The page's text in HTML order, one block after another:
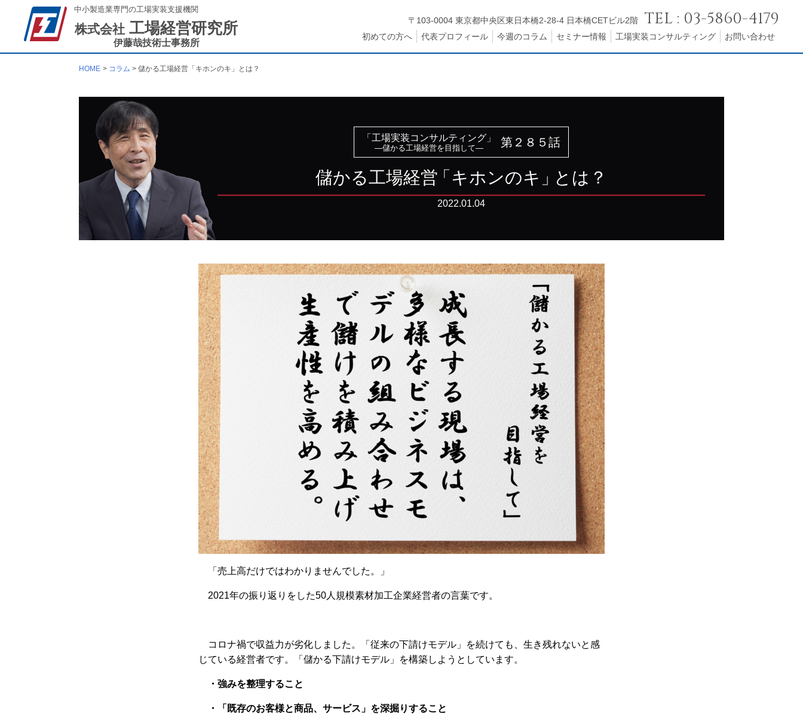
中小製造業専門の工場実装支援機関
株式会社 工場経営研究所
伊藤哉技術士事務所
〒103-0004 東京都中央区東日本橋2-28-4 日本橋CETビル2階 TEL : 03-5860-4179
初めての方へ 代表プロフィール 今週のコラム セミナー情報 工場実装コンサルティング お問い合わせ
HOME コラム 儲かる工場経営「キホンのキ」とは？
「工場実装コンサルティング」
—儲かる工場経営を目指して— 第２８５話
儲かる工場経営「キホンのキ 」 とは？
2022.01.04
「売上高だけではわかりませんでした。」
2021年の振り返りをした50人規模素材加工企業経営者の言葉です。
コロナ禍で収益力が劣化しました。「従来の下請けモデル」を続けても、生き残れないと感
じている経営者です。「儲かる下請けモデル」を構築しようとしています。
・強みを整理すること
・「既存のお客様と商品、サービス」を深掘りすること